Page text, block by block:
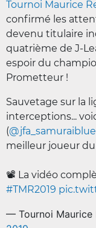
Tournoi Maurice
confirmé les
devenu titulaire
quatrième de J-
espoir du
Prometteur !
Sauvetage sur la
interceptions...
(@jfa_samuraiblue
meilleur joueur du
📽 La vidéo
#TMR2019
— Tournoi Maurice